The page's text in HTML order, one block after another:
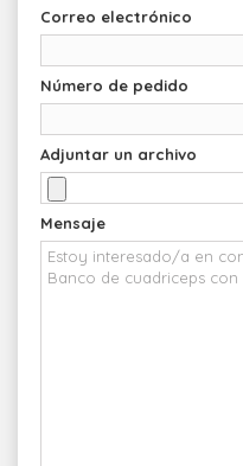
Correo electrónico
Número de pedido
Adjuntar un archivo
Mensaje